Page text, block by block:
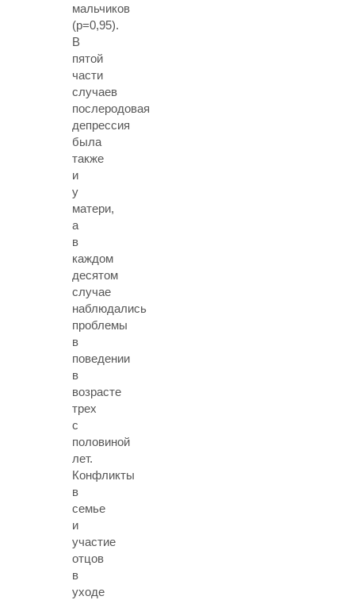
мальчиков
(p=0,95).
В
пятой
части
случаев
послеродовая
депрессия
была
также
и
у
матери,
а
в
каждом
десятом
случае
наблюдались
проблемы
в
поведении
в
возрасте
трех
с
половиной
лет.
Конфликты
в
семье
и
участие
отцов
в
уходе